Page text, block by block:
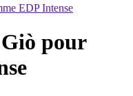
EDP Intense
pour